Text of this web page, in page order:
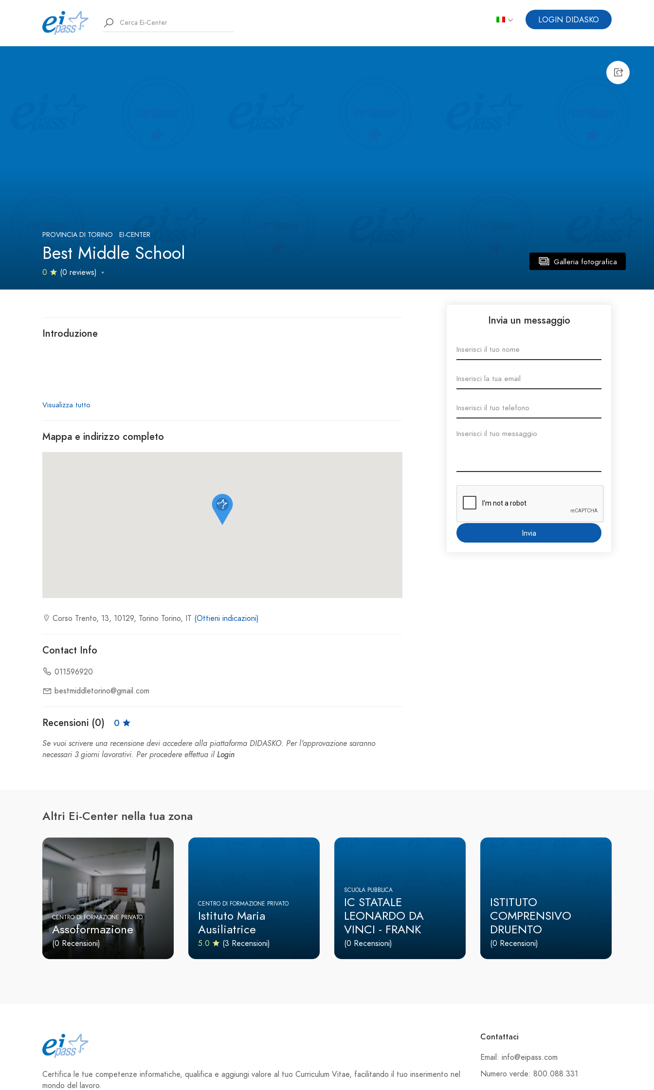
LOGIN DIDASKO
Galleria fotografica
PROVINCIA DI TORINO EI-CENTER
Best Middle School
0 (0 reviews)
Introduzione
Visualizza tutto
Mappa e indirizzo completo
Corso Trento, 13, 10129, Torino Torino, IT (Ottieni indicazioni)
Contact Info
011596920
bestmiddletorino@gmail.com
Recensioni (0) 0
Se vuoi scrivere una recensione devi accedere alla piattaforma DIDASKO. Per l'approvazione saranno
necessari 3 giorni lavorativi. Per procedere effettua il Login
Invia un messaggio
Invia
Altri Ei-Center nella tua zona
CENTRO DI FORMAZIONE PRIVATO
Assoformazione
(0 Recensioni)
CENTRO DI FORMAZIONE PRIVATO
Istituto Maria
Ausiliatrice
5.0 (3 Recensioni)
SCUOLA PUBBLICA
IC STATALE
LEONARDO DA
VINCI - FRANK
(0 Recensioni)
ISTITUTO
COMPRENSIVO
DRUENTO
(0 Recensioni)
Certifica le tue competenze informatiche, qualifica e aggiungi valore al tuo Curriculum Vitae, facilitando il tuo inserimento nel
mondo del lavoro.
Contattaci
Email: info@eipass.com
Numero verde: 800.088.331